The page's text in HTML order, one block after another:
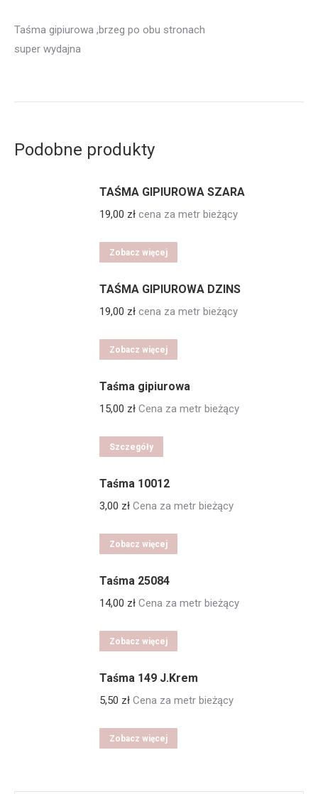
Taśma gipiurowa ,brzeg po obu stronach
super wydajna
Podobne produkty
TAŚMA GIPIUROWA SZARA
19,00 zł cena za metr bieżący
Zobacz więcej
TAŚMA GIPIUROWA DZINS
19,00 zł cena za metr bieżący
Zobacz więcej
Taśma gipiurowa
15,00 zł Cena za metr bieżący
Szczegóły
Taśma 10012
3,00 zł Cena za metr bieżący
Zobacz więcej
Taśma 25084
14,00 zł Cena za metr bieżący
Zobacz więcej
Taśma 149 J.Krem
5,50 zł Cena za metr bieżący
Zobacz więcej